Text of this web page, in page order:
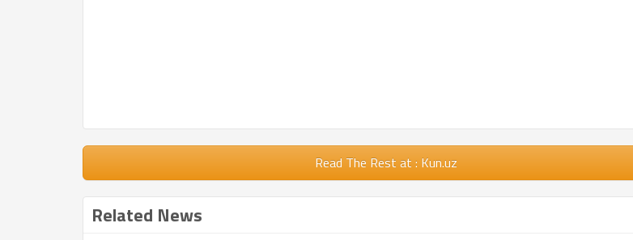
Read The Rest at : Kun.uz
Related News